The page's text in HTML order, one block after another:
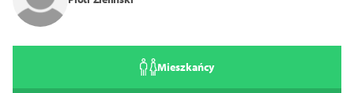
Mieszkańcy